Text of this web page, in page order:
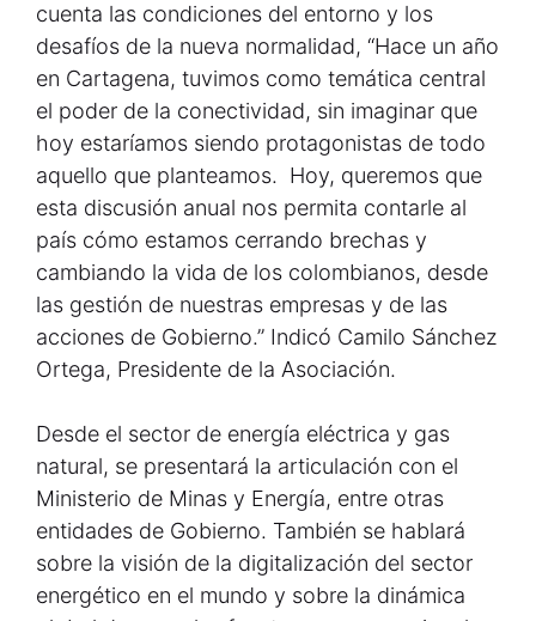
cuenta las condiciones del entorno y los
desafíos de la nueva normalidad, “Hace un año
en Cartagena, tuvimos como temática central
el poder de la conectividad, sin imaginar que
hoy estaríamos siendo protagonistas de todo
aquello que planteamos. Hoy, queremos que
esta discusión anual nos permita contarle al
país cómo estamos cerrando brechas y
cambiando la vida de los colombianos, desde
las gestión de nuestras empresas y de las
acciones de Gobierno.” Indicó Camilo Sánchez
Ortega, Presidente de la Asociación.
Desde el sector de energía eléctrica y gas
natural, se presentará la articulación con el
Ministerio de Minas y Energía, entre otras
entidades de Gobierno. También se hablará
sobre la visión de la digitalización del sector
energético en el mundo y sobre la dinámica